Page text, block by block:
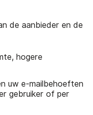
de aanbieder en de
hogere
uw e-mailbehoeften
gebruiker of per